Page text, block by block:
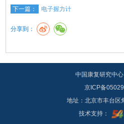
下一篇： 电子握力计
分享到：
中国康复研究中
京ICP备
地址：北京市丰台区
技术支持：